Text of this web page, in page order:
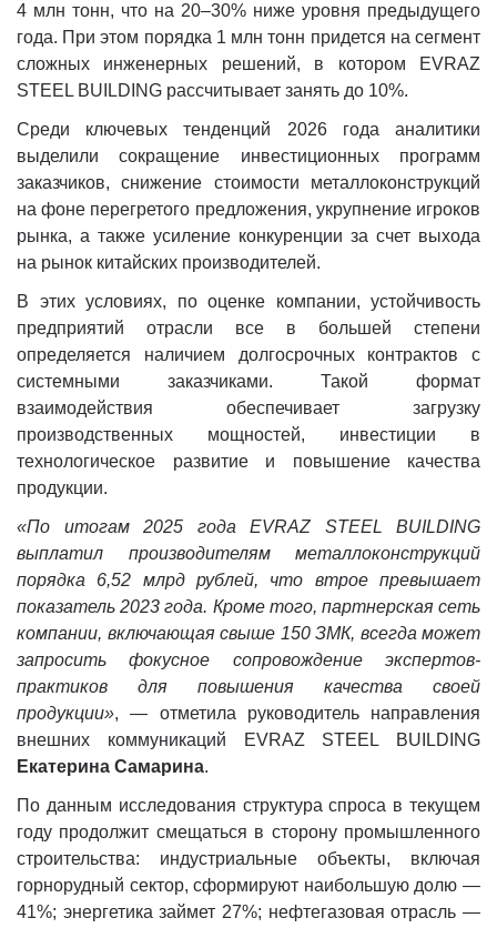
4 млн тонн, что на 20–30% ниже уровня предыдущего
года. При этом порядка 1 млн тонн придется на сегмент
сложных инженерных решений, в котором EVRAZ
STEEL BUILDING рассчитывает занять до 10%.
Среди ключевых тенденций 2026 года аналитики
выделили сокращение инвестиционных программ
заказчиков, снижение стоимости металлоконструкций
на фоне перегретого предложения, укрупнение игроков
рынка, а также усиление конкуренции за счет выхода
на рынок китайских производителей.
В этих условиях, по оценке компании, устойчивость
предприятий отрасли все в большей степени
определяется наличием долгосрочных контрактов с
системными заказчиками. Такой формат
взаимодействия обеспечивает загрузку
производственных мощностей, инвестиции в
технологическое развитие и повышение качества
продукции.
«По итогам 2025 года EVRAZ STEEL BUILDING
выплатил производителям металлоконструкций
порядка 6,52 млрд рублей, что втрое превышает
показатель 2023 года. Кроме того, партнерская сеть
компании, включающая свыше 150 ЗМК, всегда может
запросить фокусное сопровождение экспертов-
практиков для повышения качества своей
продукции», — отметила руководитель направления
внешних коммуникаций EVRAZ STEEL BUILDING
Екатерина Самарина.
По данным исследования структура спроса в текущем
году продолжит смещаться в сторону промышленного
строительства: индустриальные объекты, включая
горнорудный сектор, сформируют наибольшую долю —
41%; энергетика займет 27%; нефтегазовая отрасль —